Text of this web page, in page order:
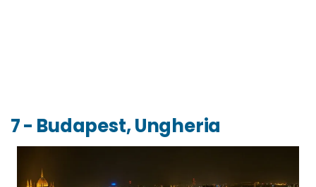
7 - Budapest, Ungheria